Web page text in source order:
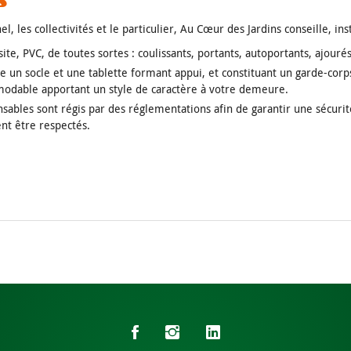
, les collectivités et le particulier, Au Cœur des Jardins conseille,
PVC, de toutes sortes : coulissants, portants, autoportants,
un socle et une tablette formant appui, et constituant un garde-
apportant un style de caractère à votre demeure.
sont régis par des réglementations afin de garantir une
être respectés.